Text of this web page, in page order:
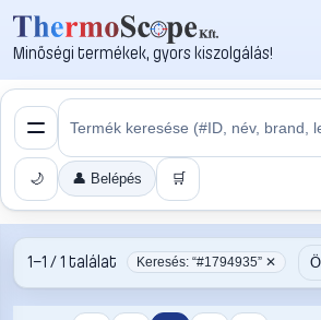
Minőségi termékek, gyors kiszolgálás!
🌙 👤 Belépés 🛒
1–1 / 1 találat Keresés: “#1794935” ✕